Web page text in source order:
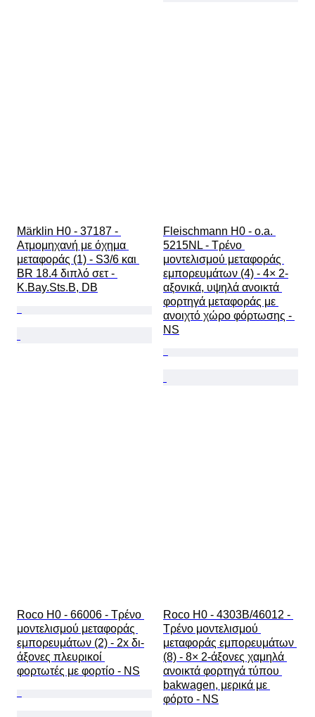
Märklin H0 - 37187 -
Ατμομηχανή με όχημα
μεταφοράς (1) - S3/6 και
BR 18.4 διπλό σετ -
K.Bay.Sts.B, DB
Fleischmann H0 - o.a.
5215NL - Τρένο
μοντελισμού μεταφοράς
εμπορευμάτων (4) - 4× 2-
αξονικά, υψηλά ανοικτά
φορτηγά μεταφοράς με
ανοιχτό χώρο φόρτωσης -
NS
Roco H0 - 66006 - Τρένο
μοντελισμού μεταφοράς
εμπορευμάτων (2) - 2x δι-
άξονες πλευρικοί
φορτωτές με φορτίο - NS
Roco H0 - 4303B/46012 -
Τρένο μοντελισμού
μεταφοράς εμπορευμάτων
(8) - 8× 2-άξονες χαμηλά
ανοικτά φορτηγά τύπου
bakwagen, μερικά με
φόρτο - NS